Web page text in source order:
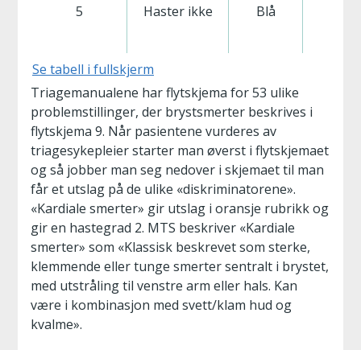
5 Haster ikke Blå
Se tabell i fullskjerm
Triagemanualene har flytskjema for 53 ulike
problemstillinger, der brystsmerter beskrives i
flytskjema 9. Når pasientene vurderes av
triagesykepleier starter man øverst i flytskjemaet
og så jobber man seg nedover i skjemaet til man
får et utslag på de ulike «diskriminatorene».
«Kardiale smerter» gir utslag i oransje rubrikk og
gir en hastegrad 2. MTS beskriver «Kardiale
smerter» som «Klassisk beskrevet som sterke,
klemmende eller tunge smerter sentralt i brystet,
med utstråling til venstre arm eller hals. Kan
være i kombinasjon med svett/klam hud og
kvalme».